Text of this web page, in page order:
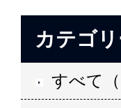
カテゴ
すべて（